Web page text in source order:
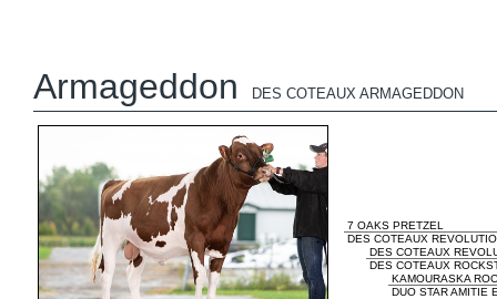
Armageddon DES COTEAUX ARMAGEDDON
7 OAKS PRETZEL
DES COTEAUX
DES COTEAUX
DES COTEAUX
KAMOURASKA
DUO STAR AMITIE